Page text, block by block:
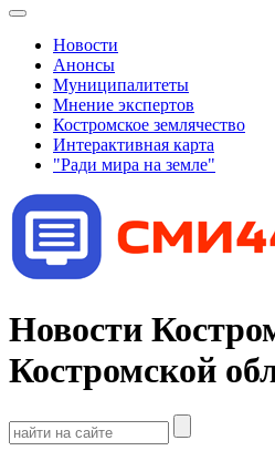
Новости
Анонсы
Муниципалитеты
Мнение экспертов
Костромское землячество
Интерактивная карта
"Ради мира на земле"
Новости
Костромской